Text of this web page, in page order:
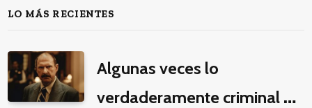
LO MÁS RECIENTES
Algunas veces lo
verdaderamente criminal es